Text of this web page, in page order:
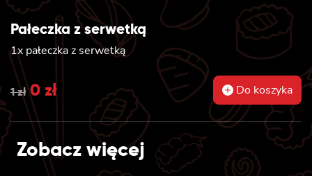
Pałeczka z serwetką
1x pałeczka z serwetką
1zł Original
price
was:
1 zł.
0 złCurrent
price
0 zł.
Do koszyka
Zobacz więcej